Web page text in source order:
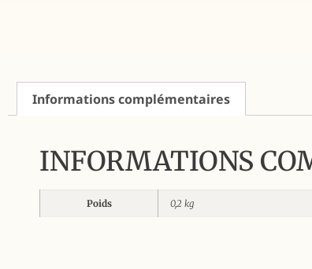
Informations complémentaires
INFORMATIONS
Poids 0,2 kg